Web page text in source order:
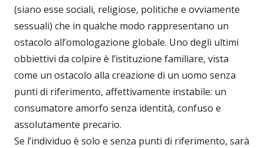
(siano esse sociali, religiose, politiche e ovviamente
sessuali) che in qualche modo rappresentano un
ostacolo all’omologazione globale. Uno degli ultimi
obbiettivi da colpire è l’istituzione familiare, vista
come un ostacolo alla creazione di un uomo senza
punti di riferimento, affettivamente instabile: un
consumatore amorfo senza identità, confuso e
assolutamente precario.
Se l’individuo è solo e senza punti di riferimento, sarà